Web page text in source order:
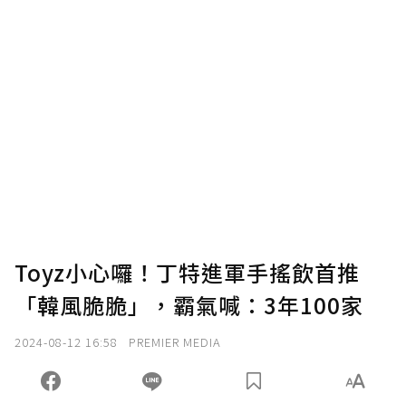
Toyz小心囉！丁特進軍手搖飲首推
「韓風脆脆」，霸氣喊：3年100家
2024-08-12 16:58 PREMIER MEDIA